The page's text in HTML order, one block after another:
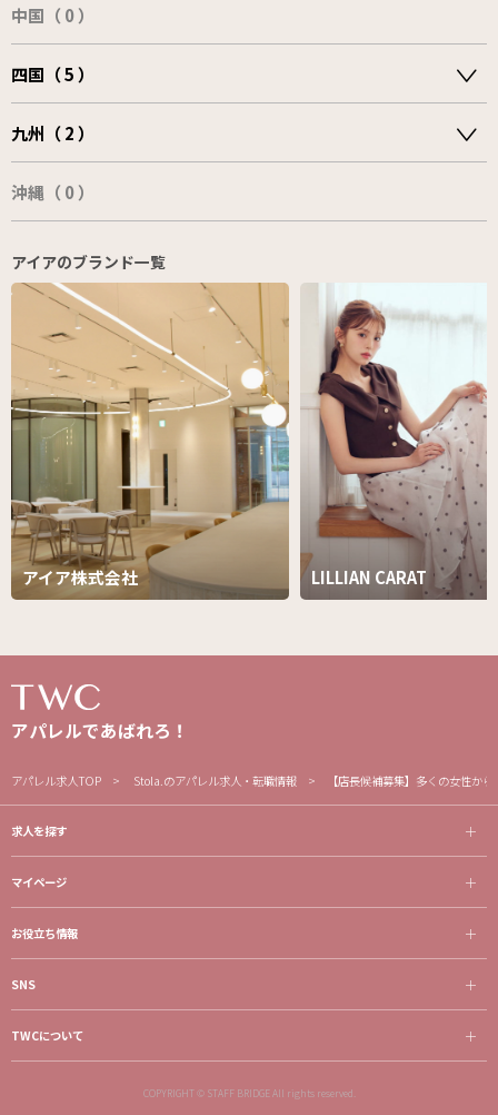
中国（ 0 ）
四国（ 5 ）
九州（ 2 ）
沖縄（ 0 ）
アイアのブランド一覧
アイア株式会社 LILLIAN CARAT
アパレルであばれろ！
アパレル求人TOP Stola.のアパレル求人・転職情報 【店長候補募集】多くの女性か
求人を探す
マイページ
お役立ち情報
SNS
TWCについて
COPYRIGHT © STAFF BRIDGE All rights reserved.